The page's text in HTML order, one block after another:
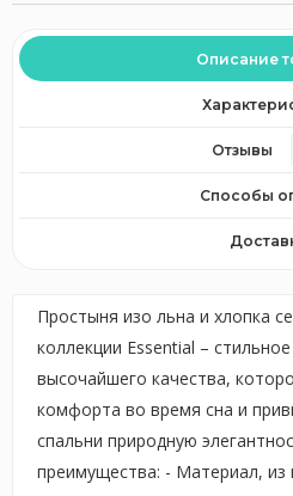
Описание
Отзывы
Способы
Простыня изо льна и хлопка
коллекции Essential –
высочайшего качества,
комфорта во время сна и
спальни природную
преимущества: - Материал, из